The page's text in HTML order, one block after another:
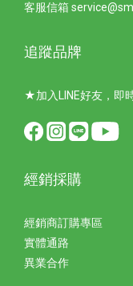
客服信箱
追蹤品牌
★加入LINE好友，即
經銷採購
經銷商訂購專區
實體通路
異業合作